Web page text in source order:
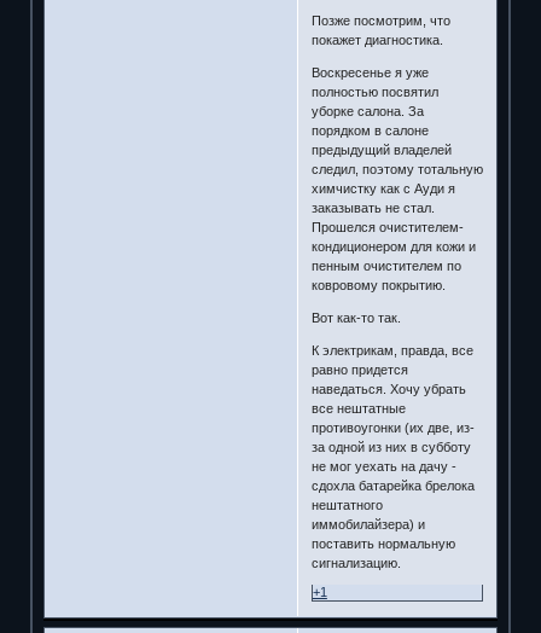
Позже посмотрим, что
покажет диагностика.
Воскресенье я уже
полностью посвятил
уборке салона. За
порядком в салоне
предыдущий владелей
следил, поэтому тотальную
химчистку как с Ауди я
заказывать не стал.
Прошелся очистителем-
кондиционером для кожи и
пенным очистителем по
ковровому покрытию.
Вот как-то так.
К электрикам, правда, все
равно придется
наведаться. Хочу убрать
все нештатные
противоугонки (их две, из-
за одной из них в субботу
не мог уехать на дачу -
сдохла батарейка брелока
нештатного
иммобилайзера) и
поставить нормальную
сигнализацию.
+1